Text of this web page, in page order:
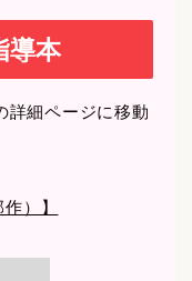
導本
詳細ページに移動
）】